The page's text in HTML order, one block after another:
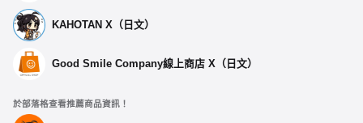
KAHOTAN X（日文）
Good Smile Company線上商店 X（日文）
於部落格查看推薦商品資訊！